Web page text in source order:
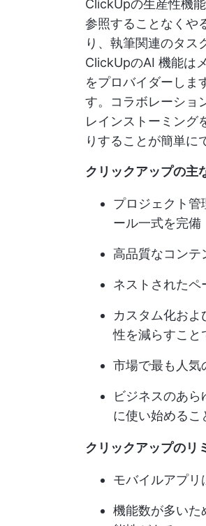
ClickUpの生産性機
参照することなくや
り、執筆関連のタス
ClickUpのAI 機能は
をプロバイダーしま
す。コラボレーショ
レインストーミング
りすることが簡単に
クリックアップの主
プロジェクト管
ール一式を完備
高品質なコン
ネストされた
カスタム化お
性を減らすこと
市場で最も人気
ビジネスのあ
に使い始めるこ
クリックアップのリ
モバイルアプリ
機能数が多いた